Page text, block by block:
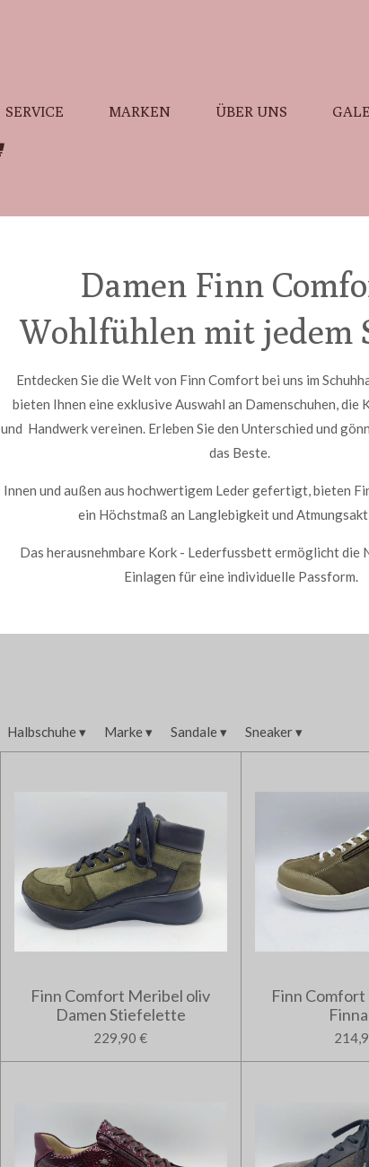
SERVICE MARKEN ÜBER UNS
Damen Finn
Wohlfühlen mit jedem
Entdecken Sie die Welt von Finn Comfort bei uns im
bieten Ihnen eine exklusive Auswahl an Damenschuhen,
und Handwerk vereinen. Erleben Sie den Unterschied und
das Beste.
Innen und außen aus hochwertigem Leder gefertigt, bieten
ein Höchstmaß an Langlebigkeit und
Das herausnehmbare Kork - Lederfussbett ermöglicht die
Einlagen für eine individuelle Passform.
Halbschuhe▾ Marke▾ Sandale▾ Sneaker▾
Finn Comfort Meribel oliv
Damen Stiefelette
229,90 €
Finn